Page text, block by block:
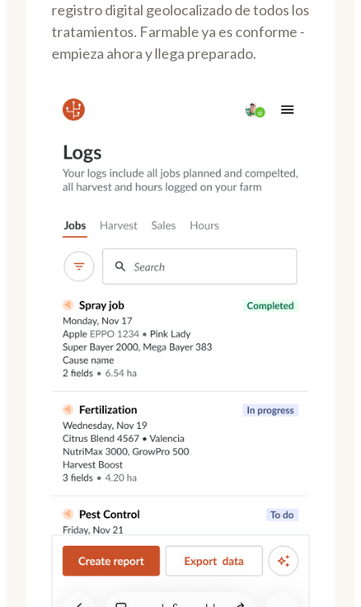
registro digital geolocalizado de todos los
tratamientos. Farmable ya es conforme -
empieza ahora y llega preparado.